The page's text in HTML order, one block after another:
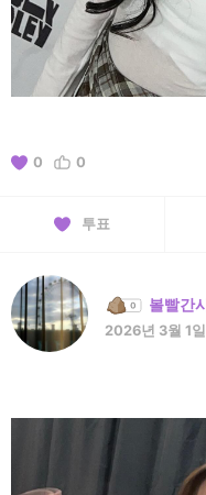
0 0
투표
볼빨간
2026년 3월 1